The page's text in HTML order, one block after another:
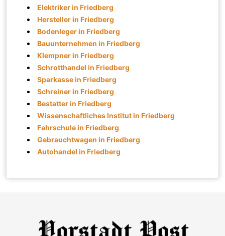
Elektriker in Friedberg
Hersteller in Friedberg
Bodenleger in Friedberg
Bauunternehmen in Friedberg
Klempner in Friedberg
Schrotthandel in Friedberg
Sparkasse in Friedberg
Schreiner in Friedberg
Bestatter in Friedberg
Wissenschaftliches Institut in Friedberg
Fahrschule in Friedberg
Gebrauchtwagen in Friedberg
Autohandel in Friedberg